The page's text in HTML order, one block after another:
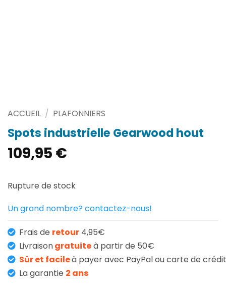
ACCUEIL / PLAFONNIERS
Spots industrielle Gearwood hout
109,95 €
Rupture de stock
Un grand nombre? contactez-nous!
Frais de retour 4,95€
Livraisongratuiteà partir de 50€
Sûr et facileà payer avec PayPal ou carte de crédit
La garantie 2 ans